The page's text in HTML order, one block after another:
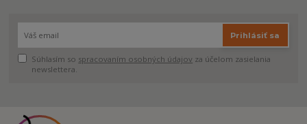
Prihlásiť sa
Súhlasím so spracovaním osobných údajov za účelom zasielania
newslettera.